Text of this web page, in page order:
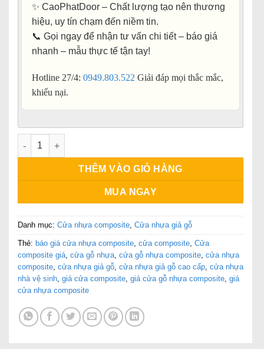
✨ CaoPhatDoor – Chất lượng tạo nên thương
hiệu, uy tín chạm đến niềm tin.
📞 Gọi ngay để nhận tư vấn chi tiết – báo giá
nhanh – mẫu thực tế tận tay!
Hotline 27/4: 0949.803.522 Giải đáp mọi thắc mắc,
khiếu nại.
Cửa nhựa composite SYB-1Đ số lượng
THÊM VÀO GIỎ HÀNG
MUA NGAY
Danh mục: Cửa nhựa composite, Cửa nhựa giả gỗ
Thẻ: báo giá cửa nhựa composite, cửa composite, Cửa
composite giá, cửa gỗ nhựa, cửa gỗ nhựa composite, cửa nhựa
composite, cửa nhựa giả gỗ, cửa nhựa giả gỗ cao cấp, cửa nhựa
nhà vệ sinh, giá cửa composite, giá cửa gỗ nhựa composite, giá
cửa nhựa composite